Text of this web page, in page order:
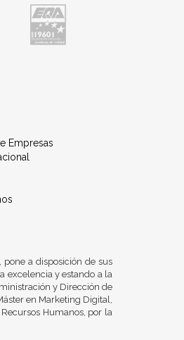
Empresas
, pone a disposición de sus
excelencia y estando a la
y Dirección de
en Marketing Digital,
Humanos, por la